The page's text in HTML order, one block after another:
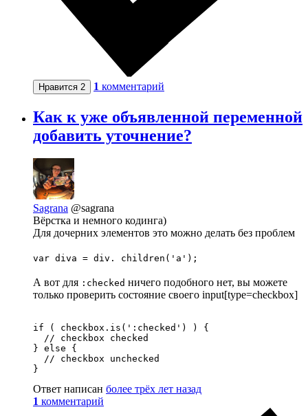
Нравится 2 1 комментарий
Как к уже объявленной переменной
добавить уточнение?
Sagrana @sagrana
Вёрстка и немного кодинга)
Для дочерних элементов это можно делать без проблем
var diva = div. children('a');
А вот для :checked ничего подобного нет, вы можете
только проверить состояние своего input[type=checkbox]
if ( checkbox.is(':checked') ) {
  // checkbox checked
} else {
  // checkbox unchecked
}
Ответ написан более трёх лет назад
1 комментарий